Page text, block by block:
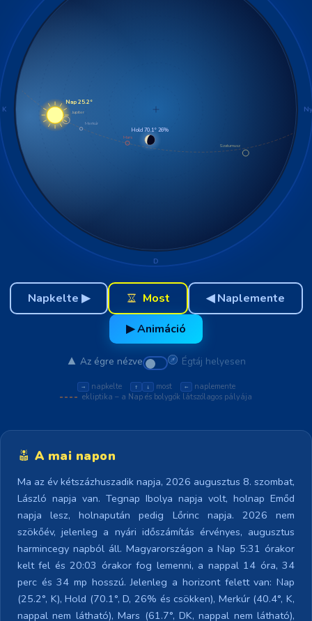
K
D
Ny
Nap 25.2°
Hold 70.1° 26%
Merkúr
Mars
Jupiter
Szaturnusz
Napkelte ▶ Most
◀ Naplemente
▶ Animáció
Az égre nézve Égtáj helyesen
→ napkelte ↑ ↓ most ←
naplemente
ekliptika – a Nap és bolygók látszólagos pályája
A mai napon
Ma az év kétszázhuszadik napja, 2026 augusztus 8. szombat,
László napja van. Tegnap Ibolya napja volt, holnap Emőd
napja lesz, holnapután pedig Lőrinc napja. 2026 nem
szökőév, jelenleg a nyári időszámítás érvényes, augusztus
harmincegy napból áll. Magyarországon a Nap 5:31 órakor
kelt fel és 20:03 órakor fog lemenni, a nappal 14 óra, 34
perc és 34 mp hosszú. Jelenleg a horizont felett van: Nap
(25.2°, K), Hold (70.1°, D, 26% és csökken), Merkúr (40.4°, K,
nappal nem látható), Mars (61.7°, DK, nappal nem látható),